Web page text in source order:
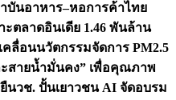
บันอาหาร–หอการค้าไทย
ะตลาดอินเดีย 1.46 พันล้าน
ลื่อนนวัตกรรมจัดการ PM2.5
สายน้ำมั่นคง” เพื่อคุณภาพ
นวช. ปั้นเยาวชน AI จัดอบรม